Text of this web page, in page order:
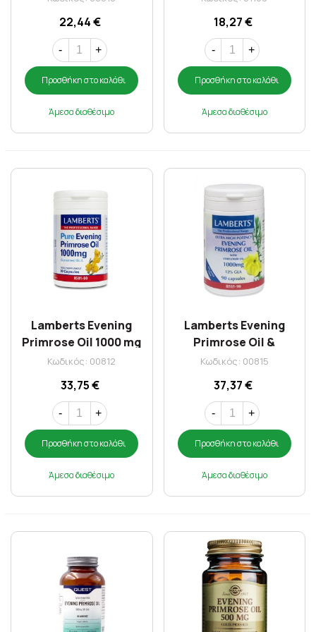
22,44 €
- +
Προσθήκη στο καλάθι
Άμεσα διαθέσιμο
18,27 €
- +
Προσθήκη στο καλάθι
Άμεσα διαθέσιμο
Lamberts Evening
Primrose Oil 1000 mg
(Ω6) X 90 Caps
Κωδικός: 00812
33,75 €
- +
Προσθήκη στο καλάθι
Άμεσα διαθέσιμο
Lamberts Evening
Primrose Oil &
Starflower Oil 1000 mg
Κωδικός: 00815
37,37 €
- +
Προσθήκη στο καλάθι
Άμεσα διαθέσιμο